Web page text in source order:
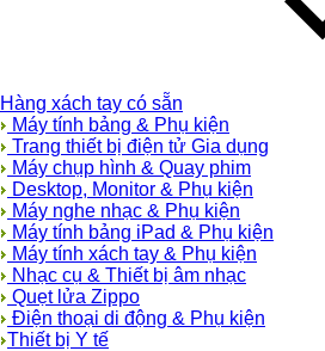
Hàng xách tay có sẵn
Máy tính bảng & Phụ kiện
Trang thiết bị điện tử Gia dụng
Máy chụp hình & Quay phim
Desktop, Monitor & Phụ kiện
Máy nghe nhạc & Phụ kiện
Máy tính bảng iPad & Phụ kiện
Máy tính xách tay & Phụ kiện
Nhạc cụ & Thiết bị âm nhạc
Quẹt lửa Zippo
Điện thoại di động & Phụ kiện
Thiết bị Y tế